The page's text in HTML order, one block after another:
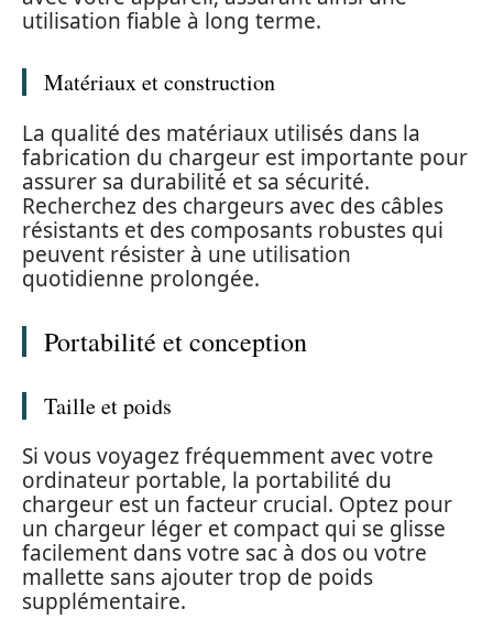
utilisation fiable à long terme.
Matériaux et construction
La qualité des matériaux utilisés dans la
fabrication du chargeur est importante pour
assurer sa durabilité et sa sécurité.
Recherchez des chargeurs avec des câbles
résistants et des composants robustes qui
peuvent résister à une utilisation
quotidienne prolongée.
Portabilité et conception
Taille et poids
Si vous voyagez fréquemment avec votre
ordinateur portable, la portabilité du
chargeur est un facteur crucial. Optez pour
un chargeur léger et compact qui se glisse
facilement dans votre sac à dos ou votre
mallette sans ajouter trop de poids
supplémentaire.